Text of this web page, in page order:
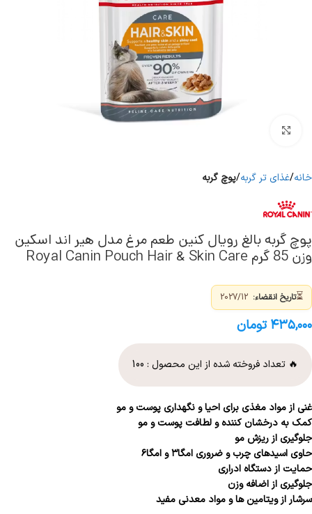
خانه غذای تر گربه پوچ گربه
پوچ گربه بالغ رویال کنین طعم مرغ مدل هیر اند اسکین
وزن 85 گرم Royal Canin Pouch Hair & Skin Care
⏳تاریخ انقضاء:
۴۳۵,۰۰۰ تومان
🔥 تعداد فروخته شده از این محصول : 100
غنی از مواد مغذی برای احیا و نگهداری پوست و مو
کمک به درخشان کننده و لطافت پوست و مو
جلوگیری از ریزش مو
حاوی اسیدهای چرب و ضروری امگا۳ و امگا۶
حمایت از دستگاه ادراری
جلوگیری از اضافه وزن
سرشار از ویتامین ها و مواد معدنی مفید